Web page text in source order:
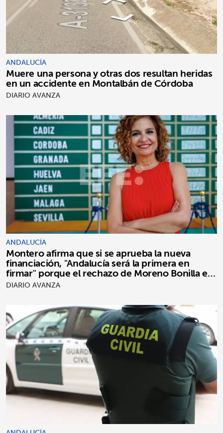
ANDALUCÍA
Muere una persona y otras dos resultan heridas
en un accidente en Montalbán de Córdoba
DIARIO AVANZA
ANDALUCÍA
Montero afirma que si se aprueba la nueva
financiación, "Andalucía será la primera en
firmar" porque el rechazo de Moreno Bonilla es
"puro postureo"
DIARIO AVANZA